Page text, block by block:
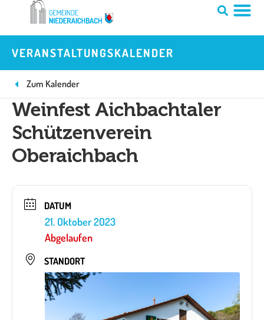
springen
VERANSTALTUNGSKALENDER
Zum Kalender
Weinfest Aichbachtaler
Schützenverein
Oberaichbach
DATUM
21. Oktober 2023
Abgelaufen
STANDORT